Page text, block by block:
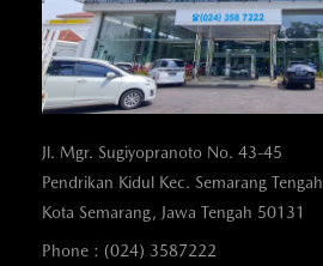
Jl. Mgr. Sugiyopranoto No. 43-45
Pendrikan Kidul Kec. Semarang Tengah
Kota Semarang, Jawa Tengah 50131
Phone : (024) 3587222